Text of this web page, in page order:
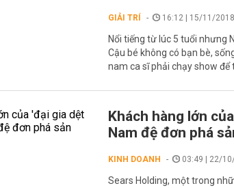
GIẢI TRÍ 16:12 | 15/11/2018
Nổi tiếng từ lúc 5 tuổi nhưng
Cậu bé không có bạn bè,
nam ca sĩ phải chạy show để
Khách hàng lớn
Nam đệ đơn phá
KINH DOANH 03:49 | 22/
Sears Holding, một trong